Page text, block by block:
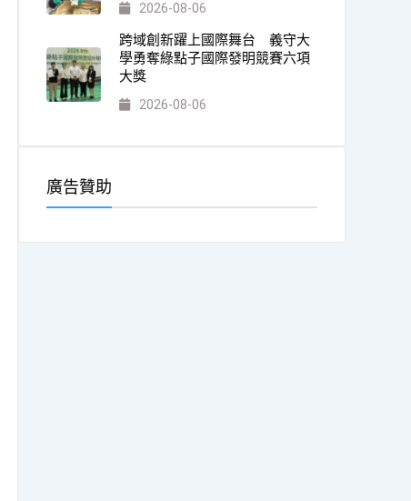
2026-08-06
跨域創新躍上國際舞台 義守大
學勇奪綠點子國際發明競賽六項
大獎
2026-08-06
廣告贊助